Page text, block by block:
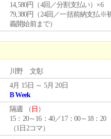
14,580円（4回／分割支払い）×6
79,380円（24回／一括前納支払※
義開始前まで）
川野 文彰
4月 15日 ～ 5月 20日
B Week
隔週 （ 日 ）
15：20～16：40／17：00～18：20
（1日2コマ）